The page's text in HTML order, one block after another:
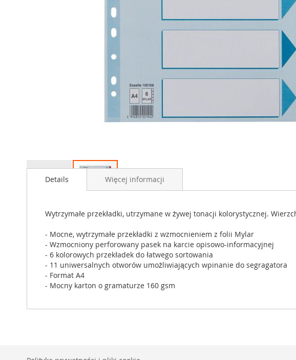
na
początekDetails
Wytrzymałe przekładki, utrzymane w żywej tonacji kolorystycznej.
- Mocne, wytrzymałe przekładki z wzmocnieniem z folii Mylar
- Wzmocniony perforowany pasek na karcie opisowo-informacyjnej
- 6 kolorowych przekładek do łatwego sortowania
- 11 uniwersalnych otworów umożliwiających wpinanie do segragatora
- Format A4
- Mocny karton o gramaturze 160 gsm
Więcej informacji